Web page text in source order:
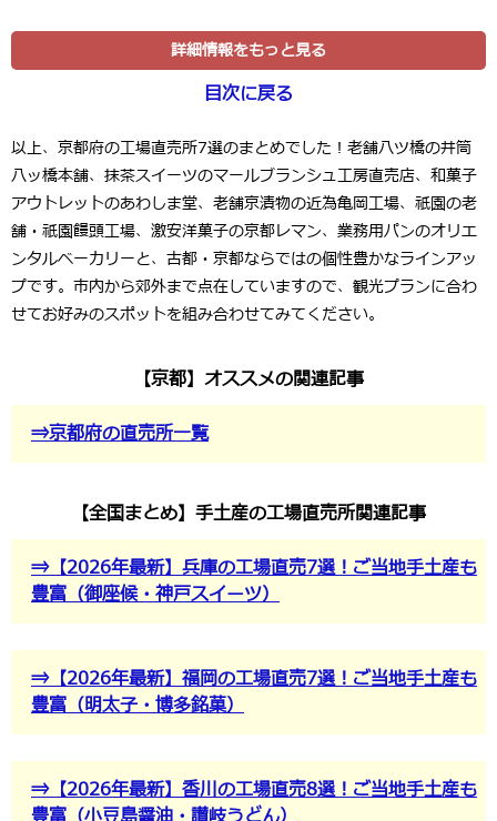
詳細情報をもっと見る
目次に戻る
以上、 京都府の工場直売所7選のまとめでした！老舗八ツ橋の井筒
八ッ橋本舗、抹茶スイーツのマールブランシュ工房直売店、和菓子
アウトレットのあわしま堂、老舗京漬物の近為亀岡工場、祇園の老
舗・祇園饅頭工場、激安洋菓子の京都レマン、業務用パンのオリエ
ンタルベーカリーと、古都・京都ならではの個性豊かなラインアッ
プです。市内から郊外まで点在していますので、観光プランに合わ
せてお好みのスポットを組み合わせてみてください。
【京都】オススメの関連記事
⇒京都府の直売所一覧
【全国まとめ】手土産の工場直売所関連記事
⇒【2026年最新】兵庫の工場直売7選！ご当地手土産も
豊富（御座候・神戸スイーツ）
⇒【2026年最新】福岡の工場直売7選！ご当地手土産も
豊富（明太子・博多銘菓）
⇒【2026年最新】香川の工場直売8選！ご当地手土産も